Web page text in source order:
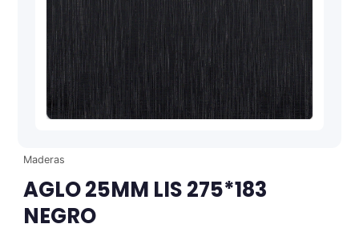
Maderas
AGLO 25MM LIS 275*183
NEGRO